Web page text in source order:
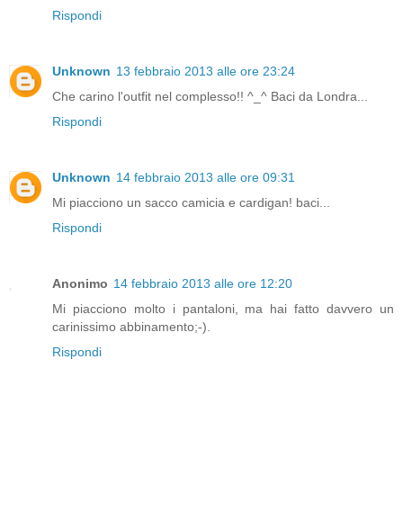
Rispondi
Unknown 13 febbraio 2013 alle ore 23:24
Che carino l'outfit nel complesso!! ^_^ Baci da Londra...
Rispondi
Unknown 14 febbraio 2013 alle ore 09:31
Mi piacciono un sacco camicia e cardigan! baci...
Rispondi
Anonimo 14 febbraio 2013 alle ore 12:20
Mi piacciono molto i pantaloni, ma hai fatto davvero un
carinissimo abbinamento;-).
Rispondi